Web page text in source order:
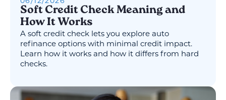
Soft Credit Check Meaning and
How It Works
A soft credit check lets you explore auto
refinance options with minimal credit impact.
Learn how it works and how it differs from hard
checks.